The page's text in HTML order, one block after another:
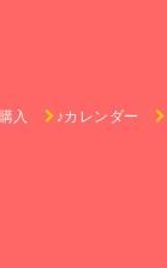
入 ♪カレンダー